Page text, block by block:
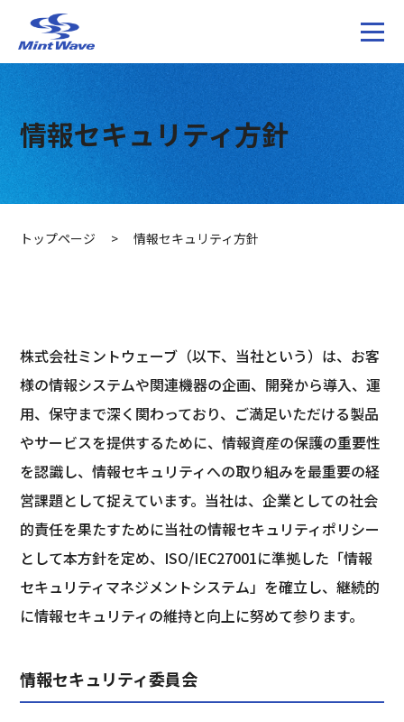
情報セキュリティ方針
トップページ > 情報セキュリティ方針
株式会社ミントウェーブ（以下、当社という）は、お客
様の情報システムや関連機器の企画、開発から導入、運
用、保守まで深く関わっており、ご満足いただける製品
やサービスを提供するために、情報資産の保護の重要性
を認識し、情報セキュリティへの取り組みを最重要の経
営課題として捉えています。当社は、企業としての社会
的責任を果たすために当社の情報セキュリティポリシー
として本方針を定め、ISO/IEC27001に準拠した「情報
セキュリティマネジメントシステム」を確立し、継続的
に情報セキュリティの維持と向上に努めて参ります。
情報セキュリティ委員会